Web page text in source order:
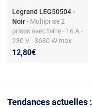
Legrand LEG50504 -
Noir- Multiprise 2
prises avec terre - 16 A -
230 V - 3680 W max -
sorties frontales -
12,80€
Tendances actuelles :